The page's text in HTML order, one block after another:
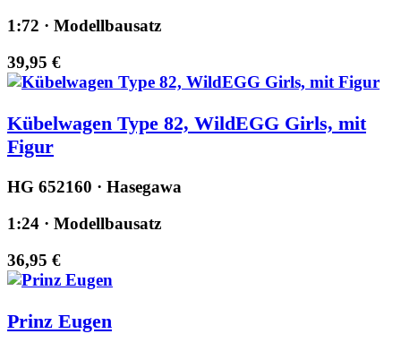
1:72 · Modellbausatz
39,95 €
Kübelwagen Type 82, WildEGG Girls, mit
Figur
HG 652160 · Hasegawa
1:24 · Modellbausatz
36,95 €
Prinz Eugen